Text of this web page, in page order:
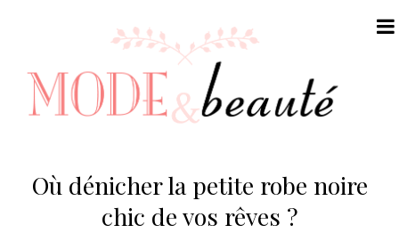
Où dénicher la petite robe noire
chic de vos rêves ?